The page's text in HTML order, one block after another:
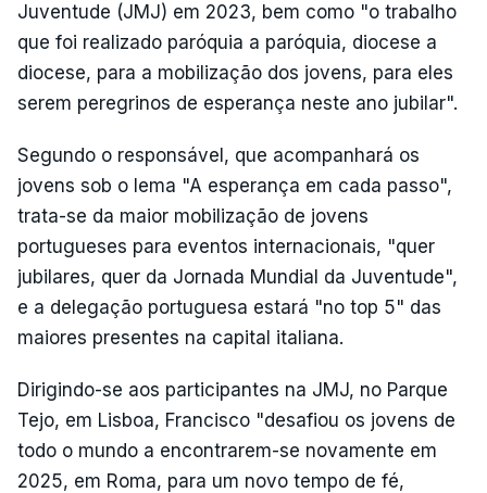
Juventude (JMJ) em 2023, bem como "o trabalho
que foi realizado paróquia a paróquia, diocese a
diocese, para a mobilização dos jovens, para eles
serem peregrinos de esperança neste ano jubilar".
Segundo o responsável, que acompanhará os
jovens sob o lema "A esperança em cada passo",
trata-se da maior mobilização de jovens
portugueses para eventos internacionais, "quer
jubilares, quer da Jornada Mundial da Juventude",
e a delegação portuguesa estará "no top 5" das
maiores presentes na capital italiana.
Dirigindo-se aos participantes na JMJ, no Parque
Tejo, em Lisboa, Francisco "desafiou os jovens de
todo o mundo a encontrarem-se novamente em
2025, em Roma, para um novo tempo de fé,